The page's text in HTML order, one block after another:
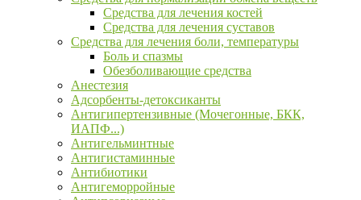
Средства для лечения костей
Средства для лечения суставов
Средства для лечения боли, температуры
Боль и спазмы
Обезболивающие средства
Анестезия
Адсорбенты-детоксиканты
Антигипертензивные (Мочегонные, БКК,
ИАПФ...)
Антигельминтные
Антигистаминные
Антибиотики
Антигеморройные